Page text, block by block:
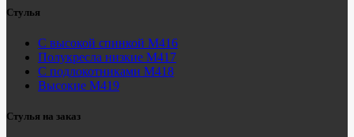
Стулья
С высокой спинкой М416
Полукресла низкие М417
С подлокотниками М418
Высокие М419
Стулья на заказ